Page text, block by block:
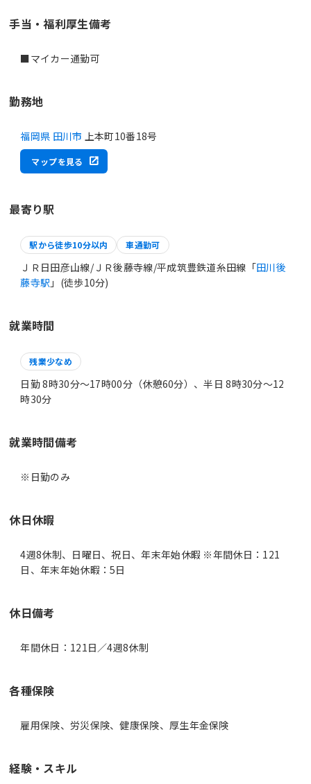
手当・福利厚生備考
■マイカー通勤可
勤務地
福岡県 田川市 上本町10番18号
マップを見る
最寄り駅
駅から徒歩10分以内 車通勤可
ＪＲ日田彦山線/ＪＲ後藤寺線/平成筑豊鉄道糸田線「田川後
藤寺駅 」(徒歩10分)
就業時間
残業少なめ
日勤 8時30分〜17時00分（休憩60分）、半日 8時30分〜12
時30分
就業時間備考
※日勤のみ
休日休暇
4週8休制、日曜日、祝日、年末年始休暇 ※年間休日：121
日、年末年始休暇：5日
休日備考
年間休日：121日／4週8休制
各種保険
雇用保険、労災保険、健康保険、厚生年金保険
経験・スキル